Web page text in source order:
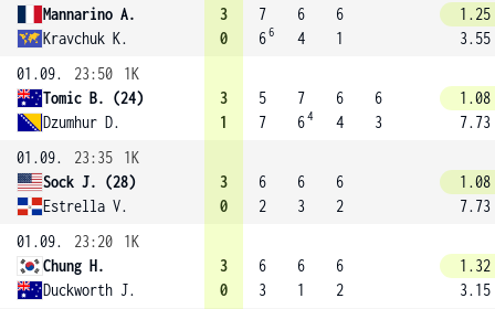
Mannarino A.
Kravchuk K.
3
0
7
66
6
4
6
1
1.25
3.55
01.09.
23:50
1K
Tomic B. (24)
Dzumhur D.
3
1
5
7
7
64
6
4
6
3
1.08
7.73
01.09.
23:35
1K
Sock J. (28)
Estrella V.
3
0
6
2
6
3
6
2
1.08
7.73
01.09.
23:20
1K
Chung H.
Duckworth J.
3
0
6
3
6
1
6
2
1.32
3.15